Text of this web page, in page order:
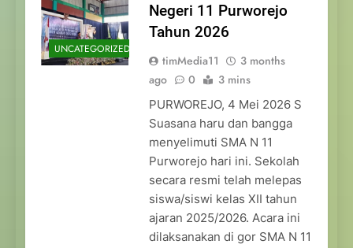
UNCATEGORIZED
Negeri 11 Purworejo
Tahun 2026
timMedia11
3 months
ago
0 3 mins
PURWOREJO, 4 Mei 2026 S
Suasana haru dan bangga
menyelimuti SMA N 11
Purworejo hari ini. Sekolah
secara resmi telah melepas
siswa/siswi kelas XII tahun
ajaran 2025/2026. Acara ini
dilaksanakan di gor SMA N 11